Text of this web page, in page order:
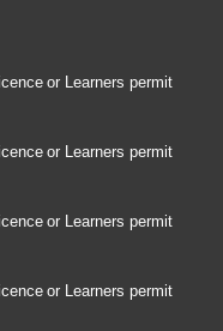
or Learners permit
or Learners permit
or Learners permit
or Learners permit